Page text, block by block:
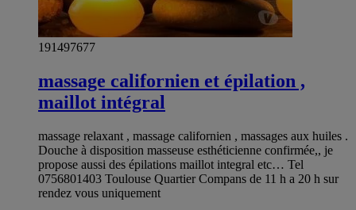
191497677
massage californien et épilation ,
maillot intégral
massage relaxant , massage californien , massages aux huiles .
Douche à disposition masseuse esthéticienne confirmée,, je
propose aussi des épilations maillot integral etc… Tel
0756801403 Toulouse Quartier Compans de 11 h a 20 h sur
rendez vous uniquement